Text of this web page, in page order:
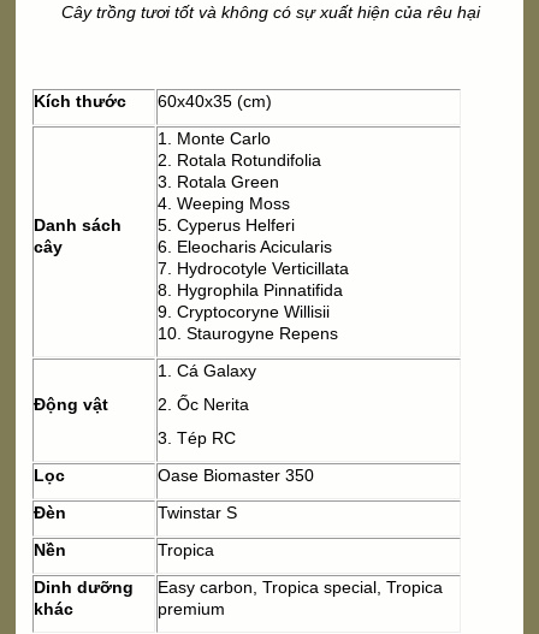
Cây trồng tươi tốt và không có sự xuất hiện của rêu hại
Kích thước 60x40x35 (cm)
Danh sách
cây
1. Monte Carlo
2. Rotala Rotundifolia
3. Rotala Green
4. Weeping Moss
5. Cyperus Helferi
6. Eleocharis Acicularis
7. Hydrocotyle Verticillata
8. Hygrophila Pinnatifida
9. Cryptocoryne Willisii
10. Staurogyne Repens
Động vật
1. Cá Galaxy
2. Ốc Nerita
3. Tép RC
Lọc
Oase Biomaster 350
Đèn
Twinstar S
Nền
Tropica
Dinh dưỡng
khác
Easy carbon, Tropica special, Tropica
premium